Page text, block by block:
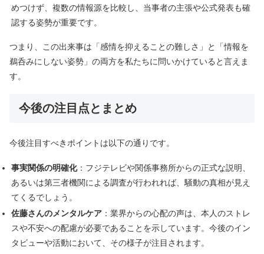
めつけず、複数の情報源を比較し、当事者の主張や公式発表も確
認する姿勢が重要です。
つまり、この出来事は「感情を抑えることの難しさ」と「情報を
鵜呑みにしない姿勢」の両方を私たちに問いかけていると言えま
す。
今後の注目点とまとめ
今後注目すべきポイントは以下の通りです。
事実関係の明確化：フジテレビや関係事務所からの正式な説明、
あるいは第三者機関による調査が行われれば、騒動の真相が見え
てくるでしょう。
佐藤さんのメンタルケア：業界からの心配の声は、本人のストレ
スや不安への配慮が必要であることを示しています。今後のイン
タビューや活動において、その様子が注目されます。